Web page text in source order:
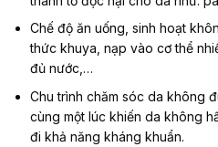
Chế độ ăn uống, sinh hoạt
thức khuya, nạp vào cơ thể
đủ nước,…
Chu trình chăm sóc da không
cùng một lúc khiến da không
đi khả năng kháng khuẩn.